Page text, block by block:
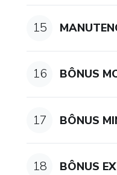
15
16 BÔNUS
17 BÔNUS
18 BÔNUS